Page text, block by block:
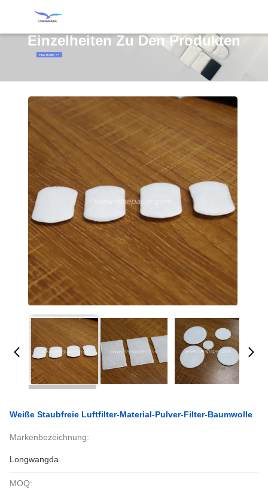
Einzelheiten Zu Den Produkten
Weiße Staubfreie Luftfilter-Material-Pulver-Filter-Baumwolle
Markenbezeichnung:
Longwangda
MOQ: